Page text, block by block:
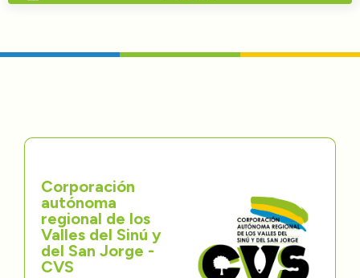
Transparencia
Participa
Trámites y Servicios
Contáctenos
Corporación
autónoma
regional de los
Valles del Sinú y
del San Jorge -
CVS